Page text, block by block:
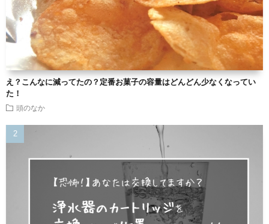
え？こんなに減ってたの？定番お菓子の容量はどんどん少なくなってい
た！
頭のなか